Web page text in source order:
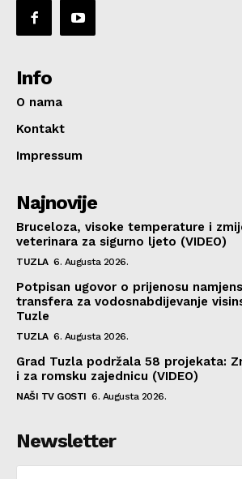
Info
O nama
Kontakt
Impressum
Najnovije
Bruceloza, visoke temperature i
veterinara za sigurno ljeto (VIDEO)
TUZLA 6. Augusta 2026.
Potpisan ugovor o prijenosu
transfera za vodosnabdijevanje
Tuzle
TUZLA 6. Augusta 2026.
Grad Tuzla podržala 58 projekata:
i za romsku zajednicu (VIDEO)
NAŠI TV GOSTI 6. Augusta 2026.
Newsletter